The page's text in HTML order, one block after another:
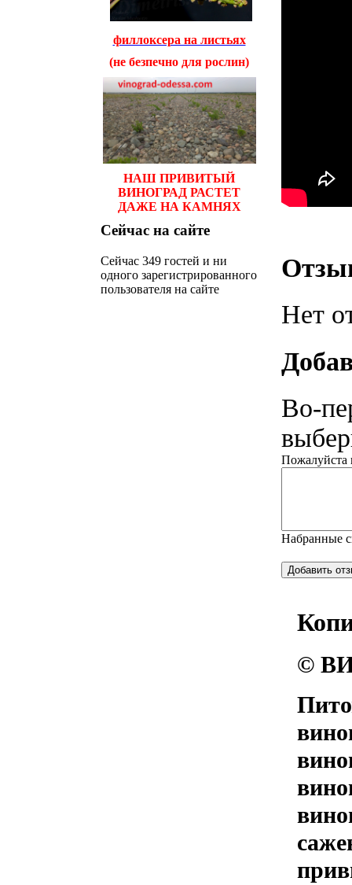
филлоксера на листьях
(не безпечно для рослин)
НАШ ПРИВИТЫЙ
ВИНОГРАД РАСТЕТ
ДАЖЕ НА КАМНЯХ
Сейчас на сайте
Сейчас 349 гостей и ни
одного зарегистрированного
пользователя на сайте
Нет
Во-
Пожалуйста
Набранные
©